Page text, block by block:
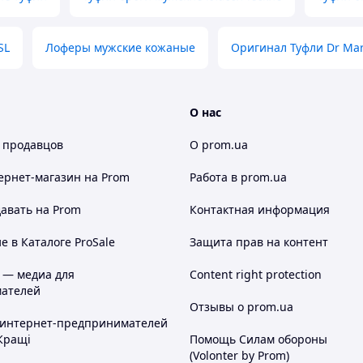
платеж с минимальной
Вы просто отказываетесь от
дороже на 40-60 гривен
оплата на расчетный
и за обратную доставку денег, это
или отправьте СМС на 067-
платежа, кто и за что.
===
другие перевозчики по
Лоферы мужские кожаные Оригинал Туфли Dr
магазин на Prom
на Prom
в Каталоге ProSale
— медиа для
предпринимателей
О нас
О prom.ua
Работа в prom.ua
Контактная информация
Защита прав на контент
Content right protection
Отзывы о prom.ua
Помощь Силам обороны
(Volonter by Prom)